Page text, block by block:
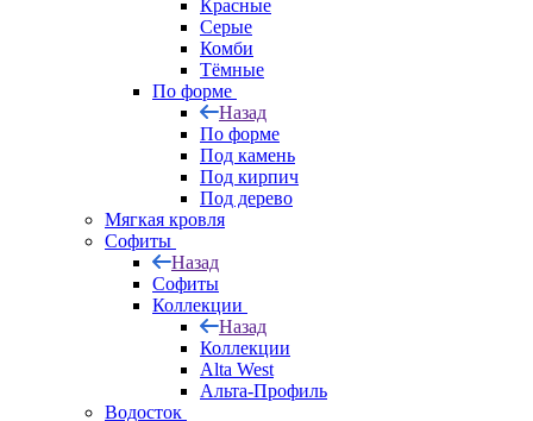
Красные
Серые
Комби
Тёмные
По форме
Назад
По форме
Под камень
Под кирпич
Под дерево
Мягкая кровля
Софиты
Назад
Софиты
Коллекции
Назад
Коллекции
Alta West
Альта-Профиль
Водосток